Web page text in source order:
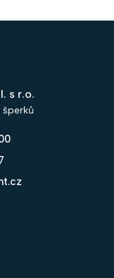
s r.o.